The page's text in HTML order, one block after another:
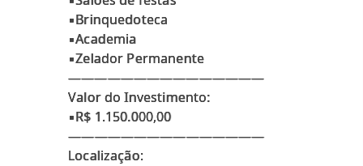
▪Brinquedoteca
▪Academia
▪Zelador Permanente
———————————————
Valor do Investimento:
▪R$ 1.150.000,00
⁠———————————————
Localização: